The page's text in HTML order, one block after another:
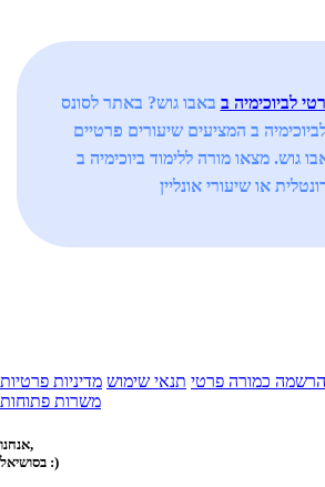
לביוכימיה ב באבו גוש? באתר לסונס
ב המציעים שיעורים פרטיים
גוש. מצאו מורה ללימוד ביוכימיה ב
או שיעורי אונליין
הרשמה כמורה פרטי תנאי שימוש מדיניות פרטיות
משרות פתוחות
אנחנו,
בסושיאל :)